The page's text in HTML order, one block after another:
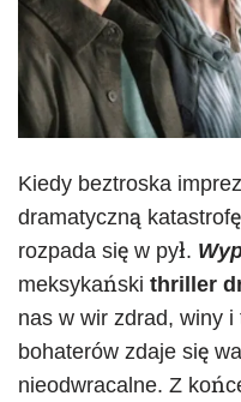
Kiedy beztroska
dramatyczną
rozpada się w pył.
meksykański thriller
nas w wir zdrad, winy
bohaterów zdaje się
nieodwracalne. Z